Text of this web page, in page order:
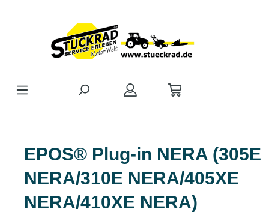
EPOS® Plug-in NERA (305E
NERA/310E NERA/405XE
NERA/410XE NERA)